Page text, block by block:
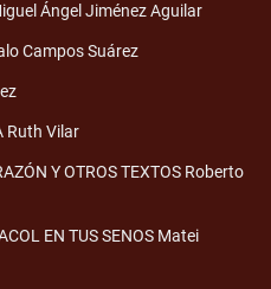
Ángel Jiménez Aguilar
Campos Suárez
Ruth Vilar
Y OTROS TEXTOS Roberto
EN TUS SENOS Matei